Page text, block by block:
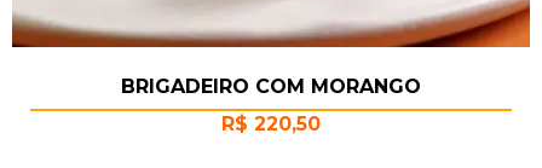
BRIGADEIRO COM MORANGO
R$ 220,50